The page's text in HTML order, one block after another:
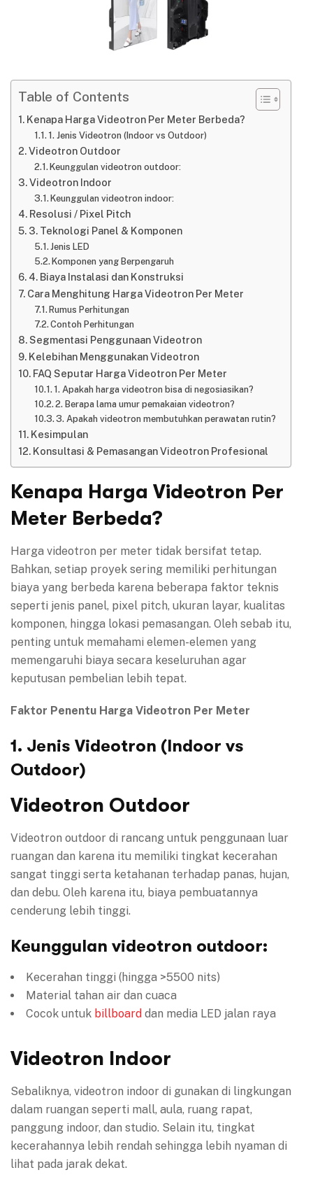
Table of Contents
Kenapa Harga Videotron Per Meter Berbeda?
1. Jenis Videotron (Indoor vs Outdoor)
Videotron Outdoor
Keunggulan videotron outdoor:
Videotron Indoor
Keunggulan videotron indoor:
Resolusi / Pixel Pitch
3. Teknologi Panel & Komponen
Jenis LED
Komponen yang Berpengaruh
4. Biaya Instalasi dan Konstruksi
Cara Menghitung Harga Videotron Per Meter
Rumus Perhitungan
Contoh Perhitungan
Segmentasi Penggunaan Videotron
Kelebihan Menggunakan Videotron
FAQ Seputar Harga Videotron Per Meter
1. Apakah harga videotron bisa di negosiasikan?
2. Berapa lama umur pemakaian videotron?
3. Apakah videotron membutuhkan perawatan rutin?
Kesimpulan
Konsultasi & Pemasangan Videotron Profesional
Kenapa Harga Videotron Per
Meter Berbeda?
Harga videotron per meter tidak bersifat tetap.
Bahkan, setiap proyek sering memiliki perhitungan
biaya yang berbeda karena beberapa faktor teknis
seperti jenis panel, pixel pitch, ukuran layar, kualitas
komponen, hingga lokasi pemasangan. Oleh sebab itu,
penting untuk memahami elemen-elemen yang
memengaruhi biaya secara keseluruhan agar
keputusan pembelian lebih tepat.
Faktor Penentu Harga Videotron Per Meter
1. Jenis Videotron (Indoor vs
Outdoor)
Videotron Outdoor
Videotron outdoor di rancang untuk penggunaan luar
ruangan dan karena itu memiliki tingkat kecerahan
sangat tinggi serta ketahanan terhadap panas, hujan,
dan debu. Oleh karena itu, biaya pembuatannya
cenderung lebih tinggi.
Keunggulan videotron outdoor:
Kecerahan tinggi (hingga >5500 nits)
Material tahan air dan cuaca
Cocok untuk billboard dan media LED jalan raya
Videotron Indoor
Sebaliknya, videotron indoor di gunakan di lingkungan
dalam ruangan seperti mall, aula, ruang rapat,
panggung indoor, dan studio. Selain itu, tingkat
kecerahannya lebih rendah sehingga lebih nyaman di
lihat pada jarak dekat.